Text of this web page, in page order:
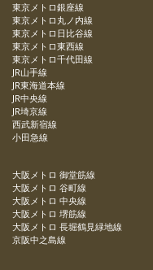
東京メトロ銀座線
東京メトロ丸ノ内線
東京メトロ日比谷線
東京メトロ東西線
東京メトロ千代田線
JR山手線
JR東海道本線
JR中央線
JR埼京線
西武新宿線
小田急線
大阪メトロ 御堂筋線
大阪メトロ 谷町線
大阪メトロ 中央線
大阪メトロ 堺筋線
大阪メトロ 長堀鶴見緑地線
京阪中之島線